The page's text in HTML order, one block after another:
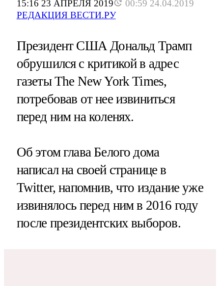
15:16 23 АПРЕЛЯ 2019
00:59 24.04.2019
РЕДАКЦИЯ ВЕСТИ.РУ
Президент США Дональд Трамп
обрушился с критикой в адрес
газеты The New York Times,
потребовав от нее извиниться
перед ним на коленях.
Об этом глава Белого дома
написал на своей странице в
Twitter, напомнив, что издание уже
извинялось перед ним в 2016 году
после президентских выборов.